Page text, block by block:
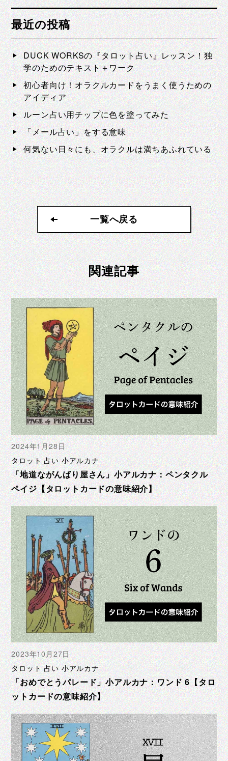
最近の投稿
DUCK WORKSの『タロット占い』レッスン！独
学のためのテキスト＋ワーク
初心者向け！オラクルカードをうまく使うための
アイディア
ルーン占い用チップに色を塗ってみた
「メール占い」をする意味
何気ない日々にも、オラクルは満ちあふれている
一覧へ戻る
一覧へ戻る
一覧へ戻る
一覧へ戻る
関連記事
2024年1月28日
タロット 占い 小アルカナ
「地道ながんばり屋さん」小アルカナ：ペンタクル
ペイジ【タロットカードの意味紹介】
2023年10月27日
タロット 占い 小アルカナ
「おめでとうパレード」小アルカナ：ワンド 6【タロ
ットカードの意味紹介】